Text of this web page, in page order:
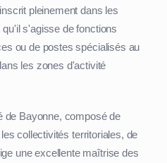
pleinement dans les
s'agisse de fonctions
ou de postes spécialisés au
les zones d'activité
de Bayonne, composé de
collectivités territoriales, de
une excellente maîtrise des